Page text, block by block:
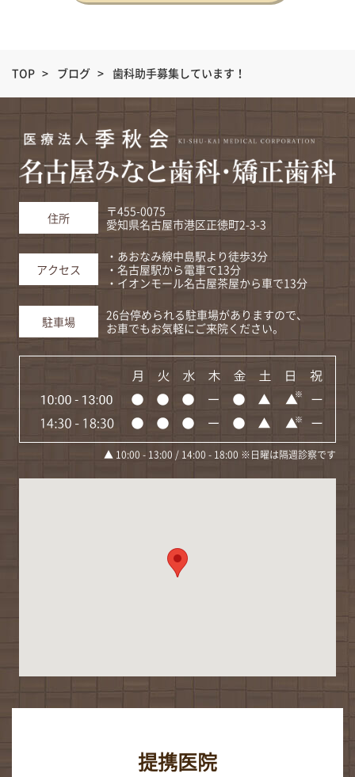
TOP > ブログ > 歯科助手募集しています！
住所
〒455-0075
愛知県名古屋市港区正徳町2-3-3
アクセス
・あおなみ線中島駅より徒歩3分
・名古屋駅から電車で13分
・イオンモール名古屋茶屋から車で13分
駐車場
26台停められる駐車場がありますので、
お車でもお気軽にご来院ください。
▲ 10:00 - 13:00 / 14:00 - 18:00 ※日曜は隔週診察です
提携医院